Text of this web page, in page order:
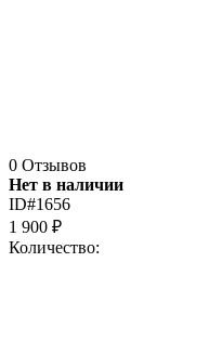
0 Отзывов
Нет в наличии
ID#1656
1 900 ₽
Количество: